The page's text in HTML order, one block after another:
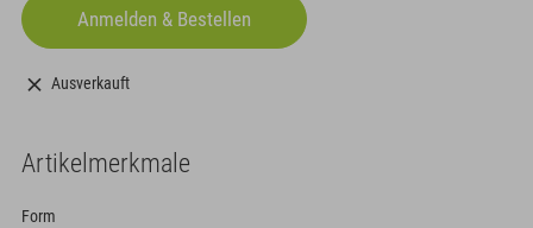
Ausverkauft
Artikelmerkmale
Form